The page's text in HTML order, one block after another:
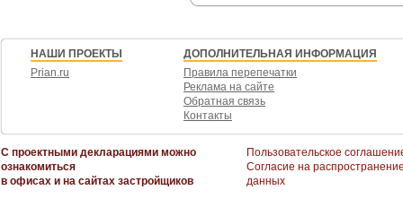
НАШИ ПРОЕКТЫ
Prian.ru
ДОПОЛНИТЕЛЬНАЯ ИНФОРМАЦИЯ
Правила перепечатки
Реклама на сайте
Обратная связь
Контакты
С проектными декларациями можно
ознакомиться
в офисах и на сайтах застройщиков
Пользовательское
Согласие на
данных